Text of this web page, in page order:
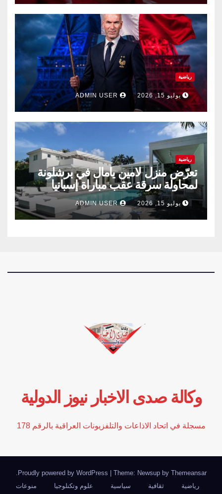
رياضية
يوليو 15, 2026
رياضية
تعرّض منزل لامين يامال في برشلونة
لمحاولة سرقة عقب مباراة إسبانيا
وفرنسا .
يوليو 15, 2026 ADMIN USER
وكالة صدى الاخبار نيوز الدولية
مسجلة في اتحاد الاذاعات والتلفزيونات العراقية بالرقم 178
Proudly powered by WordPress | Theme: Newsup by Themeansar
رياضية
ثقافية سياسية علوم وتكنلوجيا منوعات